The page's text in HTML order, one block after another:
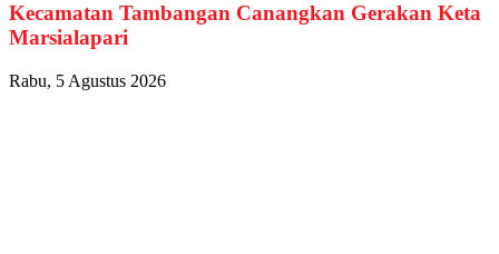
Kecamatan Tambangan Canangkan Gerakan Keta
Marsialapari
Rabu, 5 Agustus 2026